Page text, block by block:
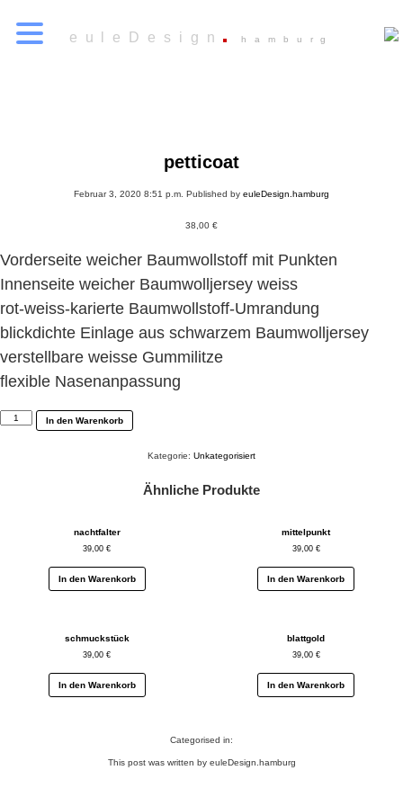
euleDesign hamburg
petticoat
Februar 3, 2020 8:51 p.m. Published by euleDesign.hamburg
38,00 €
Vorderseite weicher Baumwollstoff mit Punkten
Innenseite weicher Baumwolljersey weiss
rot-weiss-karierte Baumwollstoff-Umrandung
blickdichte Einlage aus schwarzem Baumwolljersey
verstellbare weisse Gummilitze
flexible Nasenanpassung
petticoat
In den Warenkorb
Kategorie: Unkategorisiert
Ähnliche Produkte
nachtfalter
39,00€
In den Warenkorb
mittelpunkt
39,00 €
In den Warenkorb
schmuckstück
39,00€
In den Warenkorb
blattgold
39,00 €
In den Warenkorb
Categorised in:
This post was written by euleDesign.hamburg